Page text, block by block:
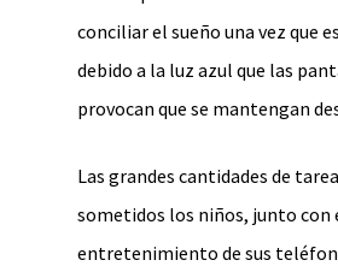
conciliar el sueño una vez que
debido a la luz azul que las
provocan que se mantengan
Las grandes cantidades de
sometidos los niños, junto con
entretenimiento de sus